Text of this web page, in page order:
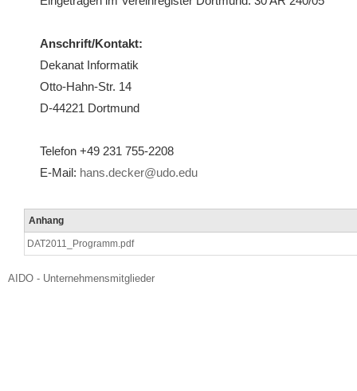
Anschrift/Kontakt:
Dekanat Informatik
Otto-Hahn-Str. 14
D-44221 Dortmund
Telefon +49 231 755-2208
E-Mail: hans.decker@udo.edu
Anhang
DAT2011_Programm.pdf
AIDO - Unternehmensmitglieder